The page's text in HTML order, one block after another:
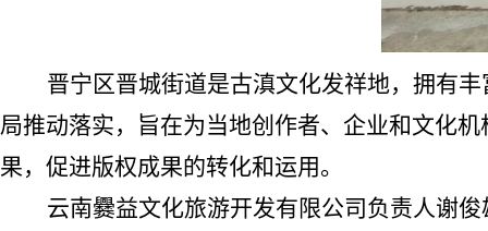
晋宁区晋城街道是古滇文化发祥地，拥有
局推动落实，旨在为当地创作者、企业和文化
果，促进版权成果的转化和运用。
云南爨益文化旅游开发有限公司负责人谢俊